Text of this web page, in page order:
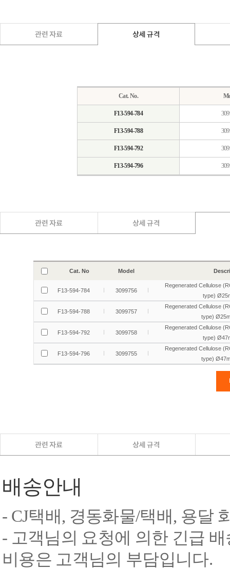
Cat. No.
F13-594-784
F13-594-788
F13-594-792
F13-594-796
배송안내
- CJ택배, 경동화물/택배, 용달
- 고객님의 요청에 의한 긴급
비용은 고객님의 부담입니다.